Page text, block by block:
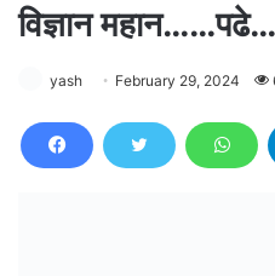
विज्ञान
yash February 29, 2024